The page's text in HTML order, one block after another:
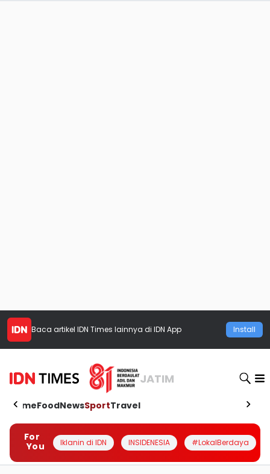
Baca artikel IDN Times lainnya di IDN App Install
JATIM
HomeFoodNewsSportTravel
For
You
Iklanin di IDN INSIDENESIA #LokalBerdaya